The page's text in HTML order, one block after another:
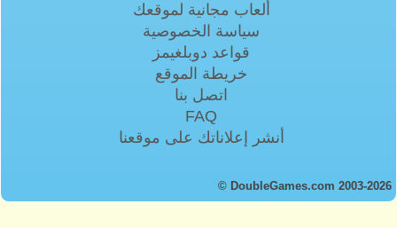
ألعاب مجانية لموقعك
سياسة الخصوصية
قواعد دوبلغيمز
خريطة الموقع
اتصل بنا
FAQ
أنشر إعلاناتك على موقعنا
© DoubleGames.com 2003-2026